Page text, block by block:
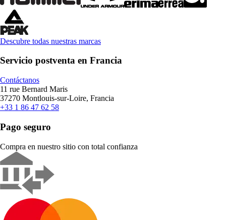
Descubre todas nuestras marcas
Servicio postventa en Francia
Contáctanos
11 rue Bernard Maris
37270 Montlouis-sur-Loire, Francia
+33 1 86 47 62 58
Pago seguro
Compra en nuestro sitio con total confianza